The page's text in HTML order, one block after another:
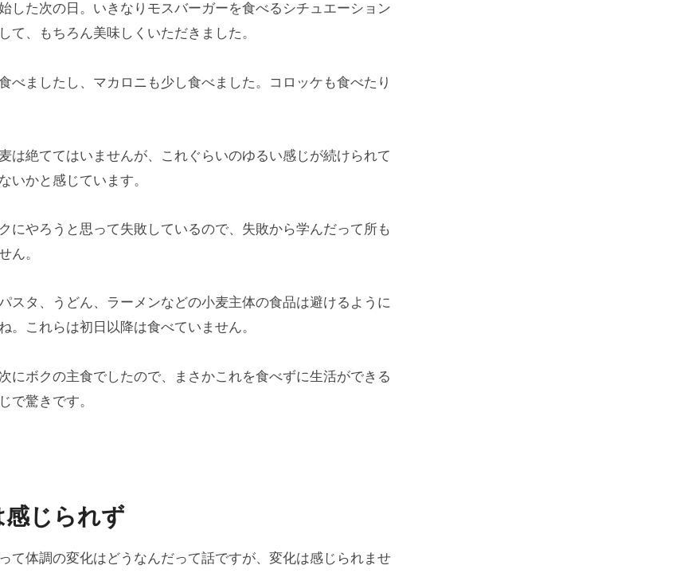
した次の日。いきなりモスバーガーを食べるシチュエーション
て、もちろん美味しくいただきました。
べましたし、マカロニも少し食べました。コロッケも食べたり
は絶ててはいませんが、これぐらいのゆるい感じが続けられて
いかと感じています。
にやろうと思って失敗しているので、失敗から学んだって所も
ん。
スタ、うどん、ラーメンなどの小麦主体の食品は避けるように
。これらは初日以降は食べていません。
にボクの主食でしたので、まさかこれを食べずに生活ができる
で驚きです。
感じられず
て体調の変化はどうなんだって話ですが、変化は感じられませ